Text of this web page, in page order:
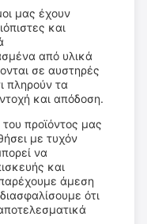
μας έχουν
και
από υλικά
σε αυστηρές
πληρούν τα
και απόδοση.
προϊόντος μας
με τυχόν
να
και
άμεση
ότι